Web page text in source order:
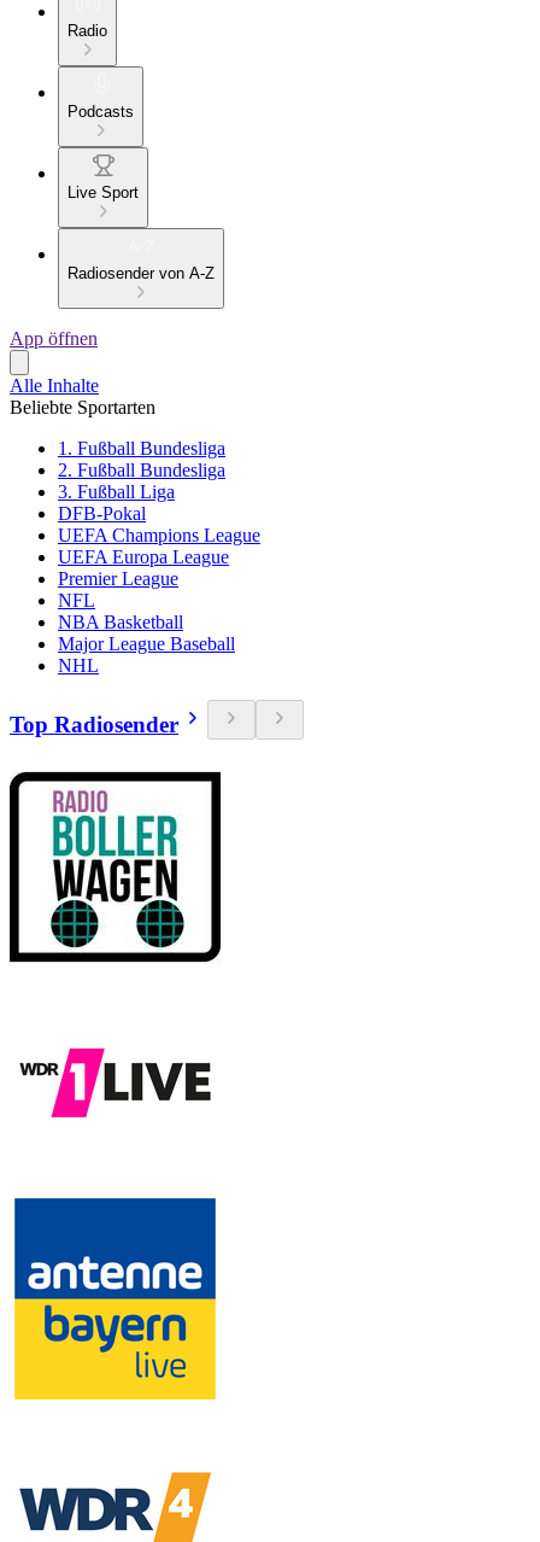
Radio
Podcasts
Live Sport
Radiosender von A-Z
App öffnen
Alle Inhalte
Beliebte Sportarten
1. Fußball Bundesliga
2. Fußball Bundesliga
3. Fußball Liga
DFB-Pokal
UEFA Champions League
UEFA Europa League
Premier League
NFL
NBA Basketball
Major League Baseball
NHL
Top Radiosender